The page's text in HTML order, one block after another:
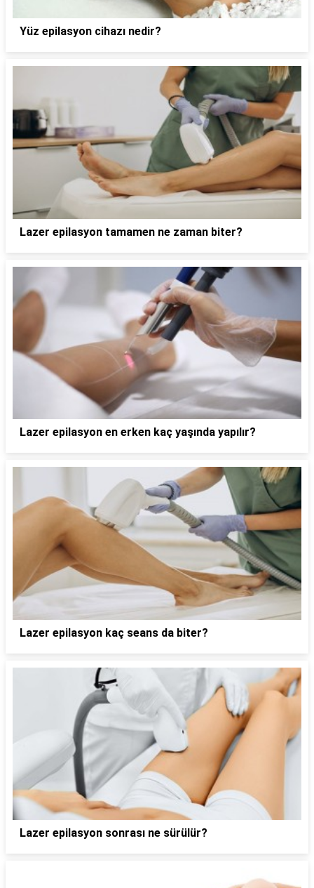
Yüz epilasyon cihazı nedir?
Lazer epilasyon tamamen ne zaman biter?
Lazer epilasyon en erken kaç yaşında yapılır?
Lazer epilasyon kaç seans da biter?
Lazer epilasyon sonrası ne sürülür?